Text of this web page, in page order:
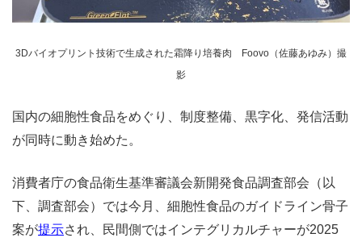
3Dバイオプリント技術で生成された霜降り培養肉 Foovo（佐藤あゆみ）撮
影
国内の細胞性食品をめぐり、制度整備、黒字化、発信活動
が同時に動き始めた。
消費者庁の食品衛生基準審議会新開発食品調査部会（以
下、調査部会）では今月、細胞性食品のガイドライン骨子
案が提示され、民間側ではインテグリカルチャーが2025